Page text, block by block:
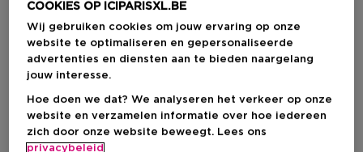
COOKIES OP ICIPARISXL.BE
Wij gebruiken cookies om jouw ervaring op onze
website te optimaliseren en gepersonaliseerde
advertenties en diensten aan te bieden naargelang
jouw interesse.
Hoe doen we dat? We analyseren het verkeer op onze
website en verzamelen informatie over hoe iedereen
zich door onze website beweegt. Lees ons
privacybeleid